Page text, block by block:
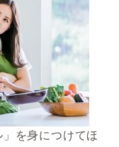
を身につけてほ